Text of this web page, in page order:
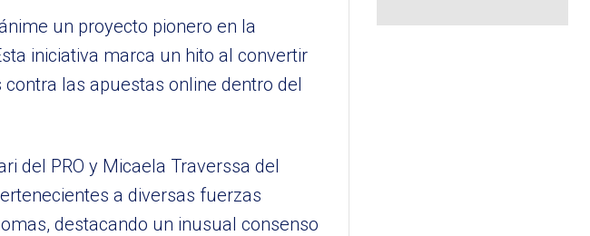
un proyecto pionero en la
iniciativa marca un hito al convertir
las apuestas online dentro del
del PRO y Micaela Traverssa del
a diversas fuerzas
destacando un inusual consenso